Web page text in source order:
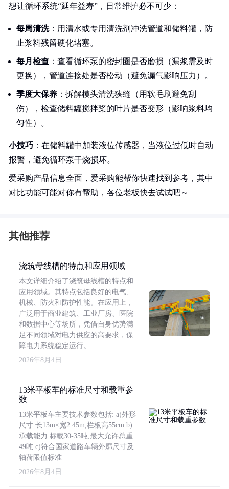
想让循环系统“延年益寿”，日常维护必不可少：
每周清洗：用清水或专用清洗剂冲洗管道和储料罐，防
止浆料残留硬化堵塞。
每月检查 ：查看循环泵的密封圈是否磨损（漏浆需及时
更换），管道连接处是否松动（避免漏气影响压力）。
季度大保养 ：拆解模头清洗狭缝（用软毛刷避免刮
伤），检查储料罐搅拌桨的叶片是否变形（影响浆料均
匀性）。
小技巧 ：在储料罐中加装液位传感器，当液位过低时自动
报警，避免循环泵干烧损坏。
爱采购产品信息全面，爱采购能帮你快速找到参考，其中
对比功能可能对你有帮助，各位老板快去试试吧～
其他推荐
浇筑母线槽的特点和应用领域
本文详细介绍了浇筑母线槽的特点和
应用领域。其特点包括良好的电气、
机械、防火和防护性能。在应用上，
广泛用于商业建筑、工业厂房、医院
和数据中心等场所，凭借自身优势满
足不同领域对电力供应的高要求，保
障电力系统稳定运行。
2026年8月4日
13米平板车的标准尺寸和载重参
数
13米平板车主要技术参数包括: a)外形
尺寸:长13m×宽2.45m,栏板高55cm b)
承载能力:标载30-35吨,最大允许总重
49吨 c)符合国家道路车辆外廓尺寸及
轴荷限值标准
2026年8月4日